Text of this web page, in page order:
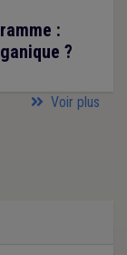
:
?
Voir plus